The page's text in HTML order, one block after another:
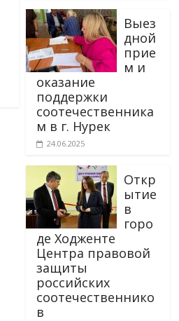
Выез
дной
прие
м и
оказание
поддержки
соотечественника
м в г. Нурек
24.06.2025
Откр
ытие
в
горо
де Ходженте
Центра правовой
защиты
российских
соотечественнико
в